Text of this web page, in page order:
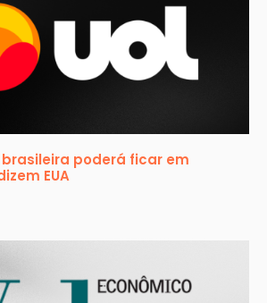
poderá ficar em
EUA